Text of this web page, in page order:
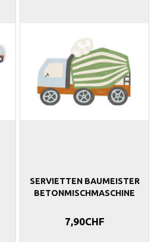
SERVIETTEN BAUMEISTER
BETONMISCHMASCHINE
7,90CHF